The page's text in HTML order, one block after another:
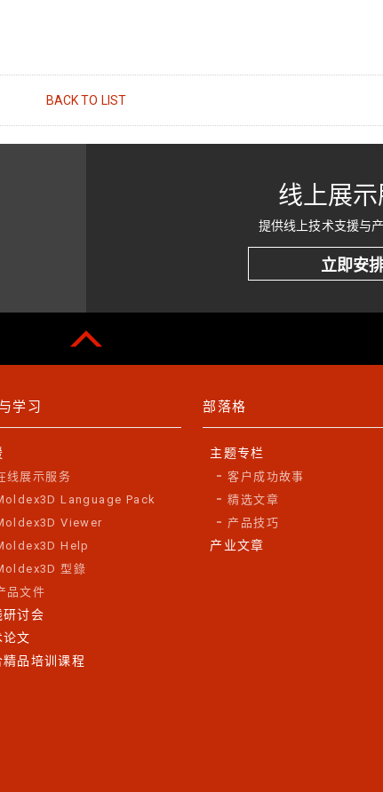
BACK TO LIST
线上展
提供线上技术支援与
立即安
学习
线展示服务
Language Pack
Viewer
Help
型錄
品文件
研讨会
论文
精品培训课程
部落格
主题专栏
客户成功故事
精选文章
产品技巧
产业文章